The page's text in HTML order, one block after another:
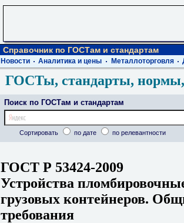
Справочник по ГОСТам и стандартам
Новости Аналитика и цены Металлоторговля
ГОСТы, стандарты,
Поиск по ГОСТам и стандартам
Сортировать по дате по релевантности
ГОСТ Р 53424-2009
Устройства
грузовых контейнеров.
требования